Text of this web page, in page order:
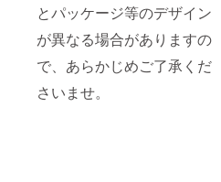
とパッケージ等のデザイン
が異なる場合がありますの
で、あらかじめご了承くだ
さいませ。